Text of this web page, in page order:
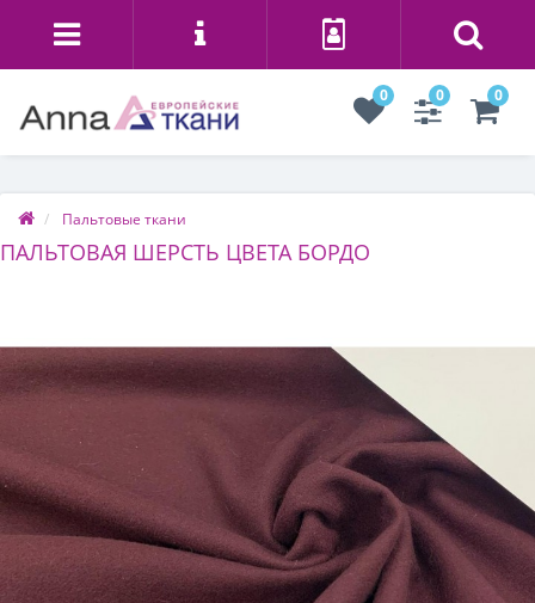
0 0 0
Пальтовые ткани
ПАЛЬТОВАЯ ШЕРСТЬ ЦВЕТА БОРДО